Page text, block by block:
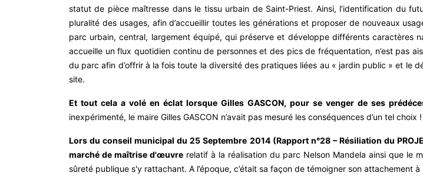
statut de pièce maîtresse dans le tissu urbain de Saint-Priest. Ainsi, l’identification du
pluralité des usages, afin d’accueillir toutes les générations et proposer de nouveaux
parc urbain, central, largement équipé, qui préserve et développe différents
accueille un flux quotidien continu de personnes et des pics de fréquentation, n’est pas
du parc afin d’offrir à la fois toute la diversité des pratiques liées au « jardin public » et le
site.
Et tout cela a volé en éclat lorsque Gilles GASCON, pour se venger de ses
inexpérimenté, le maire Gilles GASCON n’avait pas mesuré les conséquences d’un tel choix !
Lors du conseil municipal du 25 Septembre 2014 (Rapport n°28 – Résiliation du
marché de maîtrise d'œuvre relatif à la réalisation du parc Nelson Mandela ainsi que le
sûreté publique s'y rattachant. A l’époque, c’était sa façon de témoigner son attachement